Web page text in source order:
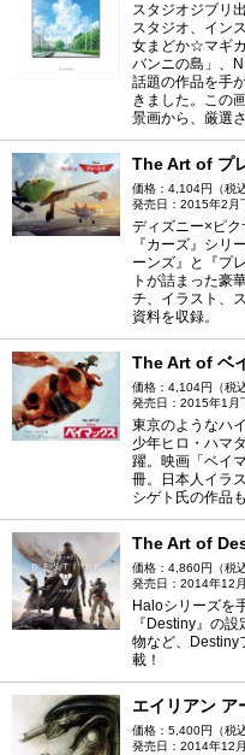
スタジオジブリ
スタジオ、イン
女まどか☆マギ
バンニの島」、
話題の作品を手
きました。この
景画から、厳選
The Art of プ
価格：4,104円（税込
発売日：2015年2月
ディズニー×ピ
『カーズ』シリ
ーンズ』と『プ
トが詰まった豪
チ、イラスト、
資料を収録。
The Art of ベ
価格：4,104円（税込
発売日：2015年1月
東京のようなハ
少年ヒロ・ハマ
躍。映画「ベイ
冊。日本人イラ
シゲト氏の作品も
The Art of
価格：4,860円（税込
発売日：2014年12
Haloシリーズを
『Destiny』の
物など、Destiny
載！
エイリアン ア
価格：5,400円（税込
発売日：2014年12